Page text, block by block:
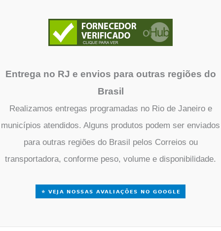
Entrega no RJ e envios para outras regiões do
Brasil
Realizamos entregas programadas no Rio de Janeiro e
municípios atendidos. Alguns produtos podem ser enviados
para outras regiões do Brasil pelos Correios ou
transportadora, conforme peso, volume e disponibilidade.